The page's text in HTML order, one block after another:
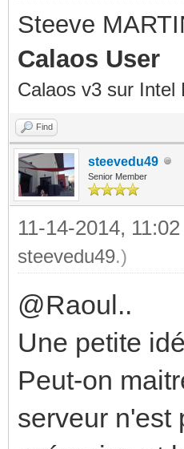
Steeve
Calaos User
Calaos v3 sur Intel
Find
steevedu49
Senior Member
11-14-2014,
steevedu49.)
@Raoul..
Une petite
Peut-on
serveur n'est